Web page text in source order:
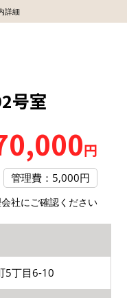
詳細
号室
円
管理費：5,000円
社にご確認ください
5丁目6-10